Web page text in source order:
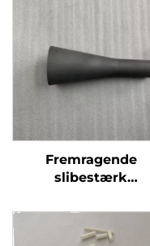
Fremragende
slibestærk
keramisk dyse til